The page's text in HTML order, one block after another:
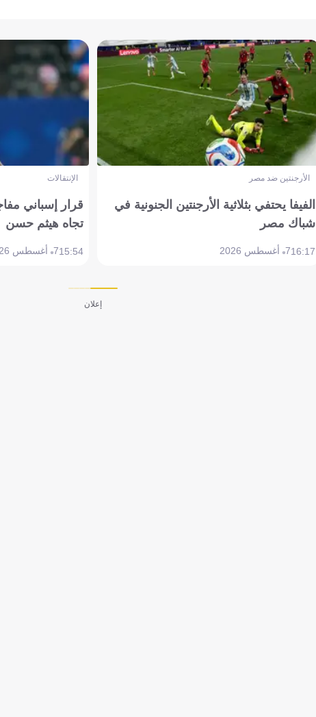
الأرجنتين ضد مصر
الفيفا يحتفي بثلاثية الأرجنتين الجنونية في
شباك مصر
16:177 أغسطس 2026
الإنتقالات
قرار إسباني
تجاه هيثم حسن
15:547 أغسطس 2026
إعلان